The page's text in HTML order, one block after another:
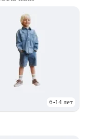
6-14 лет